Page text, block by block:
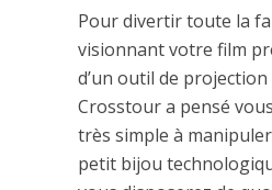
Pour divertir toute la
visionnant votre film
d’un outil de
Crosstour a pensé
très simple à
petit bijou